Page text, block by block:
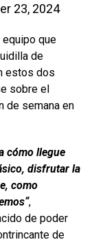
23, 2024
que
de
estos dos
sobre el
de semana en
cómo llegue
disfrutar la
como
,
de poder
de